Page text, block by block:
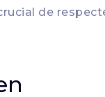
de